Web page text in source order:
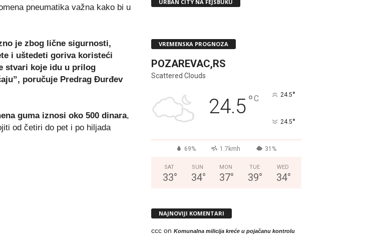
pneumatika važna kako bi u
je zbog lične sigurnosti,
i uštedeti goriva koristeći
stvari koje idu u prilog
poručuje Predrag Đurđev
guma iznosi oko 500 dinara,
od četiri do pet i po hiljada
URBAN CITY NA FEJSBUKU
VREMENSKA PROGNOZA
POZAREVAC,RS
Scattered Clouds
24.5°C 24.5°
24.5°
69% 1.7kmh 31%
SAT
33°
SUN
34°
MON
37°
TUE
39°
WED
34°
NAJNOVIJI KOMENTARI
cccon Komunalna milicija kreće u pojačanu kontrolu